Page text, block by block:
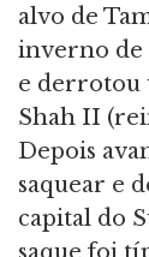
alvo de
inverno de
e derrotou
Shah II
Depois
saquear e
capital do
saque foi